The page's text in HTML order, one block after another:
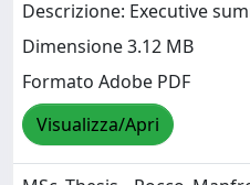
Descrizione: Executive
Dimensione 3.12 MB
Formato Adobe PDF
Visualizza/Apri